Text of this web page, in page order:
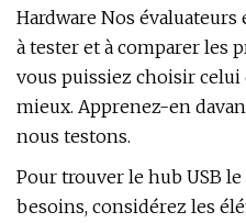
Hardware Nos
à tester et à comparer les
vous puissiez choisir
mieux. Apprenez-en
nous testons.
Pour trouver le hub USB
besoins, considérez les